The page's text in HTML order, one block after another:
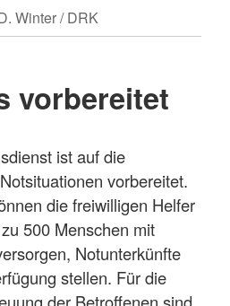
Winter / DRK
vorbereitet
ist auf die
vorbereitet.
die freiwilligen Helfer
500 Menschen mit
Notunterkünfte
stellen. Für die
der Betroffenen sind